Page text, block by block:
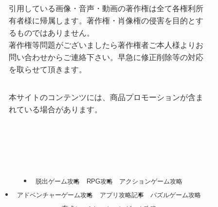
引用している画像・音声・動画の著作権は全て各権利所
有者様に帰属します。著作権・肖像権の侵害を目的とす
るものではありません。
著作権等問題がございましたら著作権者ご本人様よりお
問い合わせからご連絡下さい。早急に修正削除等の対応
を取らせて頂きます。
本サイトのコンテンツには、商品プロモーションが含ま
れている場合があります。
脱出ゲーム攻略 RPG攻略
アクションゲーム攻略
アドベンチャーゲーム攻略
アプリ攻略記事
パズルゲーム攻略